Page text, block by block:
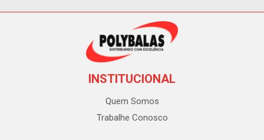
INSTITUCIONAL
Quem Somos
Trabalhe Conosco